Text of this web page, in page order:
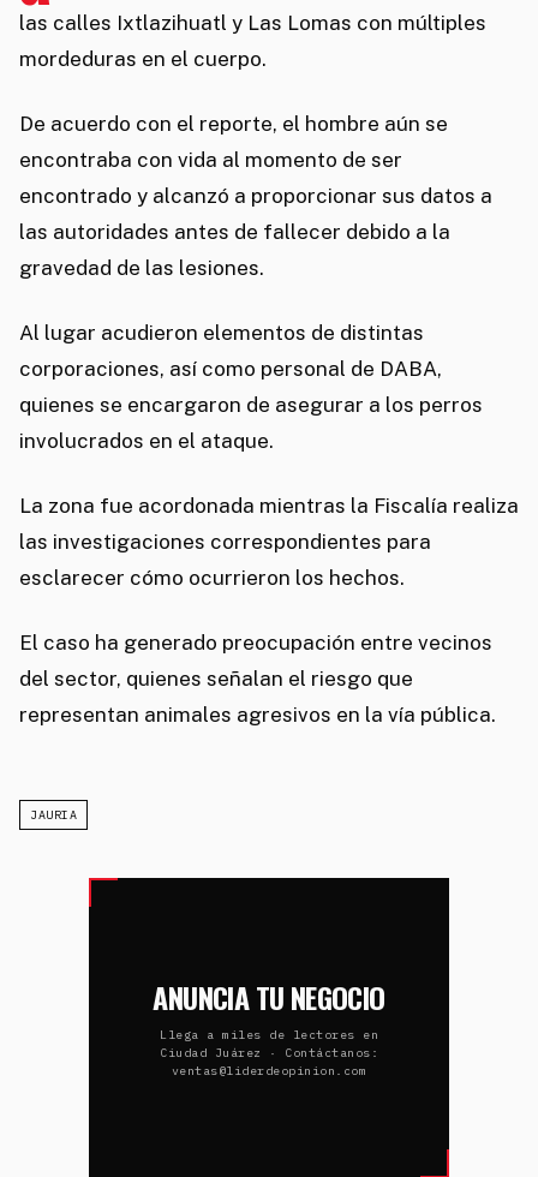
las calles Ixtlazihuatl y Las Lomas con múltiples
mordeduras en el cuerpo.
De acuerdo con el reporte, el hombre aún se
encontraba con vida al momento de ser
encontrado y alcanzó a proporcionar sus datos a
las autoridades antes de fallecer debido a la
gravedad de las lesiones.
Al lugar acudieron elementos de distintas
corporaciones, así como personal de DABA,
quienes se encargaron de asegurar a los perros
involucrados en el ataque.
La zona fue acordonada mientras la Fiscalía realiza
las investigaciones correspondientes para
esclarecer cómo ocurrieron los hechos.
El caso ha generado preocupación entre vecinos
del sector, quienes señalan el riesgo que
representan animales agresivos en la vía pública.
JAURIA
ANUNCIA TU NEGOCIO
Llega a miles de lectores en
Ciudad Juárez · Contáctanos:
ventas@liderdeopinion.com